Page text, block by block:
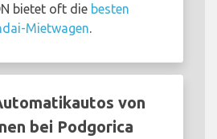
bietet oft die besten
Mietwagen
von
bei Podgorica